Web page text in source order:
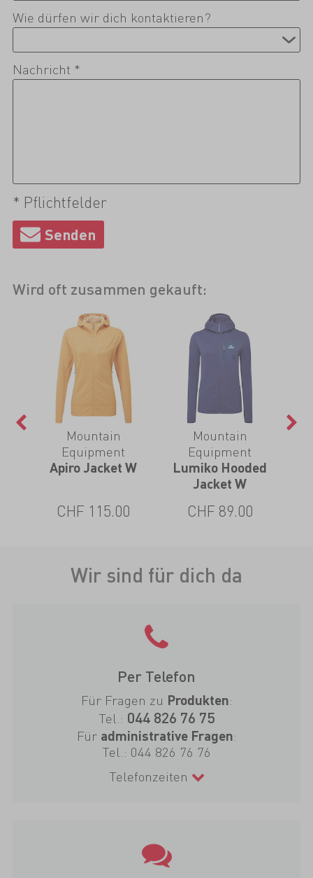
Wie dürfen wir dich kontaktieren?
Nachricht *
* Pflichtfelder
Wird oft zusammen gekauft:
Mountain
Equipment
Apiro Jacket W
CHF 115.00
Mountain
Equipment
Lumiko Hooded
Jacket W
CHF 89.00
Wir sind für dich da
Per Telefon
Für Fragen zu Produkten:
Tel.: 044 826 76 75
Für administrative Fragen:
Tel.: 044 826 76 76
Telefonzeiten